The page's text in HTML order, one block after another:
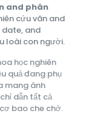
and phân
cứu vãn and
and
loài con người.
học nghiên
quả đang phụ
mang ánh
dẫn tất cả
bao che chở.